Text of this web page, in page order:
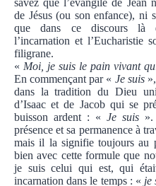
savez que l’évangile de Jean
de Jésus (ou son enfance), ni
que dans ce discours là
l’incarnation et l’Eucharistie
filigrane.
« Moi, je suis le pain vivant
En commençant par « Je suis»,
dans la tradition du Dieu
d’Isaac et de Jacob qui se
buisson ardent : «Je suis
présence et sa permanence à
mais il la signifie toujours au
bien avec cette formule que
je suis celui qui est, qui
incarnation dans le temps : « je